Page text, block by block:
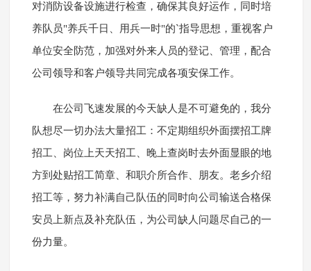
对消防设备设施进行检查，确保其良好运作，同时培
养队员"养兵千日、用兵一时"的`指导思想，重视客户
单位安全防范，加强对外来人员的登记、管理，配合
公司领导和客户领导共同完成各项安保工作。
在公司飞速发展的今天缺人是不可避免的，我分
队想尽一切办法大量招工：不定期组织外面摆招工牌
招工、岗位上天天招工、晚上查岗时去外面显眼的地
方到处贴招工简章、和职介所合作、朋友。老乡介绍
招工等，努力补满自己队伍的同时向公司输送合格保
安员上新点及补充队伍，为公司缺人问题尽自己的一
份力量。